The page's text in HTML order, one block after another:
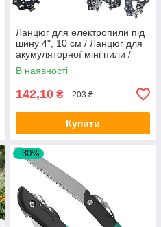
Ланцюг для електропили під
шину 4", 10 см / Ланцюг для
акумуляторної міні пили /
Запасний пиляльний ланцюг
В наявності
142,10 ₴ 203 ₴
Купити
–30%